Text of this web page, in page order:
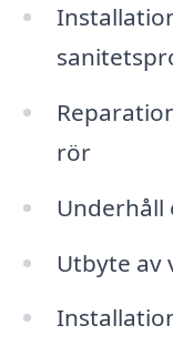
rör
Underhåll
Utbyte av